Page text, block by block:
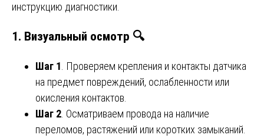
инструкцию диагностики.
1. Визуальный осмотр 🔍
Шаг 1 . Проверяем крепления и контакты датчика
на предмет повреждений, ослабленности или
окисления контактов.
Шаг 2 . Осматриваем провода на наличие
переломов, растяжений или коротких замыканий.